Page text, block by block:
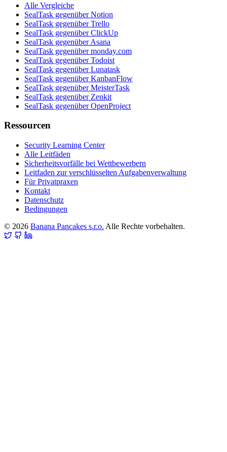
Alle Vergleiche
SealTask gegenüber Notion
SealTask gegenüber Trello
SealTask gegenüber ClickUp
SealTask gegenüber Asana
SealTask gegenüber monday.com
SealTask gegenüber Todoist
SealTask gegenüber Lunatask
SealTask gegenüber KanbanFlow
SealTask gegenüber MeisterTask
SealTask gegenüber Zenkit
SealTask gegenüber OpenProject
Ressourcen
Security Learning Center
Alle Leitfäden
Sicherheitsvorfälle bei Wettbewerbern
Leitfaden zur verschlüsselten Aufgabenverwaltung
Für Privatpraxen
Kontakt
Datenschutz
Bedingungen
© 2026 Banana Pancakes s.r.o. Alle Rechte vorbehalten.